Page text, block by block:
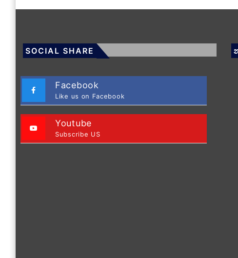
SOCIAL SHARE
Facebook
Like us on Facebook
Youtube
Subscribe US